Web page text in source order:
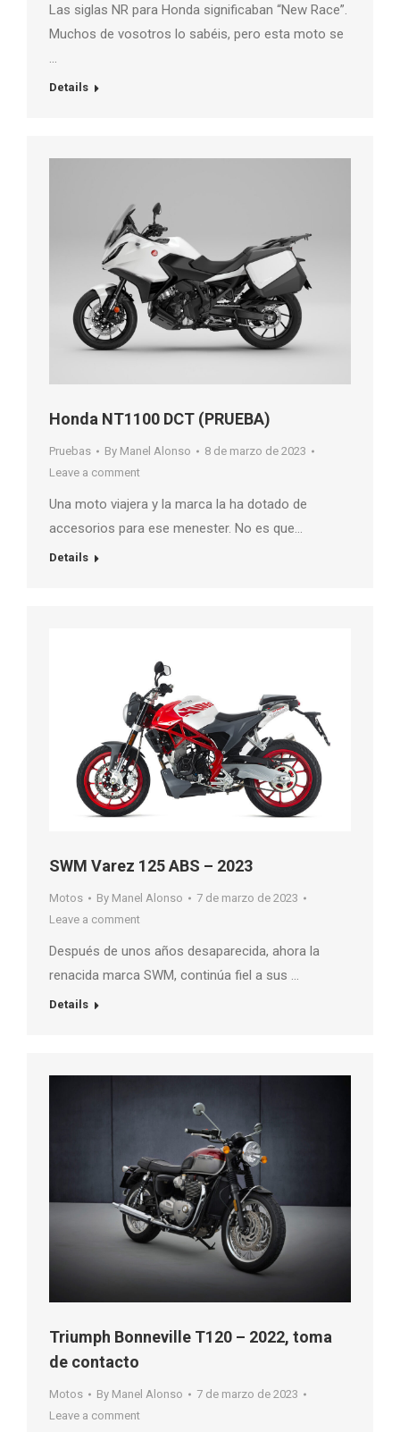
Las siglas NR para Honda significaban “New Race”.
Muchos de vosotros lo sabéis, pero esta moto se
…
Details
Honda NT1100 DCT (PRUEBA)
Pruebas By Manel Alonso
8 de marzo de 2023
Leave a comment
Una moto viajera y la marca la ha dotado de
accesorios para ese menester. No es que…
Details
SWM Varez 125 ABS – 2023
Motos By Manel Alonso
7 de marzo de 2023
Leave a comment
Después de unos años desaparecida, ahora la
renacida marca SWM, continúa fiel a sus …
Details
Triumph Bonneville T120 – 2022, toma
de contacto
Motos By Manel Alonso
7 de marzo de 2023
Leave a comment